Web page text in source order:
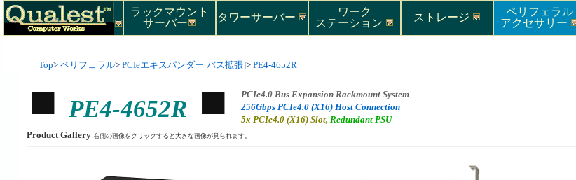
ラックマウント
サーバー
タワーサーバー
ワーク
ステーション
ストレージ
ペリフェラル
アクセサリー
Top> ペリフェラル> PCIeエキスパンダー[バス拡張]> PE4-4652R
PE4-4652R
PCIe4.0 Bus Expansion Rackmount System
256Gbps PCIe4.0 (X16) Host Connection
5x PCIe4.0 (X16) Slot,Redundant PSU
Product Gallery 右側の画像をクリックすると大きな画像が見られます。